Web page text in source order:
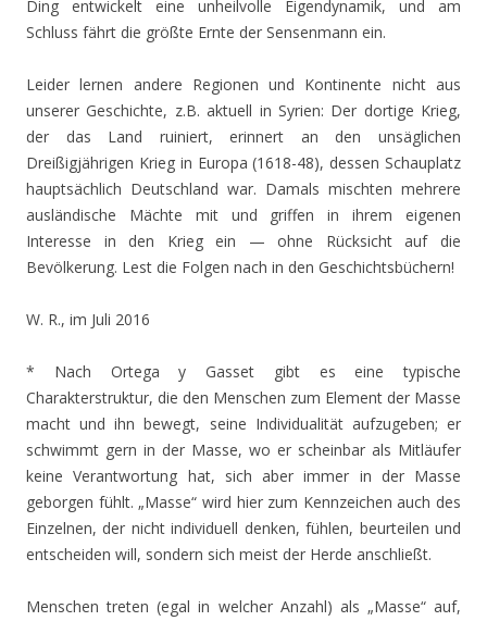
Ding entwickelt eine unheilvolle Eigendynamik, und am
Schluss fährt die größte Ernte der Sensenmann ein.
Leider lernen andere Regionen und Kontinente nicht aus
unserer Geschichte, z.B. aktuell in Syrien: Der dortige Krieg,
der das Land ruiniert, erinnert an den unsäglichen
Dreißigjährigen Krieg in Europa (1618-48), dessen Schauplatz
hauptsächlich Deutschland war. Damals mischten mehrere
ausländische Mächte mit und griffen in ihrem eigenen
Interesse in den Krieg ein — ohne Rücksicht auf die
Bevölkerung. Lest die Folgen nach in den Geschichtsbüchern!
W. R., im Juli 2016
* Nach Ortega y Gasset gibt es eine typische
Charakterstruktur, die den Menschen zum Element der Masse
macht und ihn bewegt, seine Individualität aufzugeben; er
schwimmt gern in der Masse, wo er scheinbar als Mitläufer
keine Verantwortung hat, sich aber immer in der Masse
geborgen fühlt. „Masse“ wird hier zum Kennzeichen auch des
Einzelnen, der nicht individuell denken, fühlen, beurteilen und
entscheiden will, sondern sich meist der Herde anschließt.
Menschen treten (egal in welcher Anzahl) als „Masse“ auf,